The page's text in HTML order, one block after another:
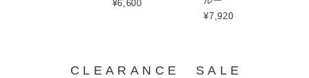
¥6,600
¥7,920
CLEARANCE SALE